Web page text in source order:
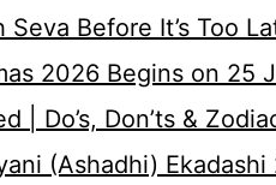
Seva Before It’s Too
2026 Begins on 25
| Do’s, Don’ts &
(Ashadhi)